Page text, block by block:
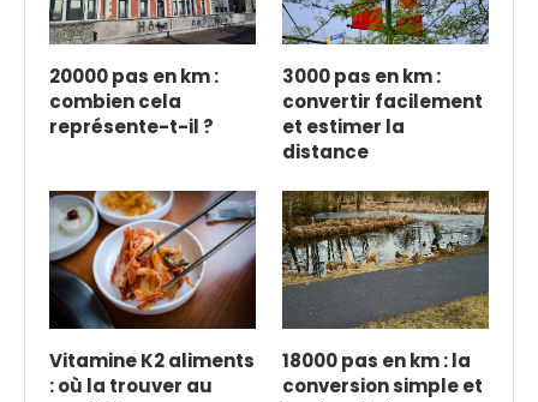
20000 pas en km :
combien cela
représente-t-il ?
3000 pas en km :
convertir facilement
et estimer la
distance
Vitamine K2 aliments
: où la trouver au
18000 pas en km : la
conversion simple et